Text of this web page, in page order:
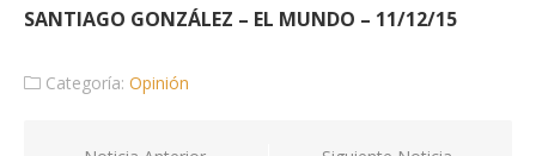
SANTIAGO GONZÁLEZ – EL MUNDO – 11/12/15
Categoría: Opinión